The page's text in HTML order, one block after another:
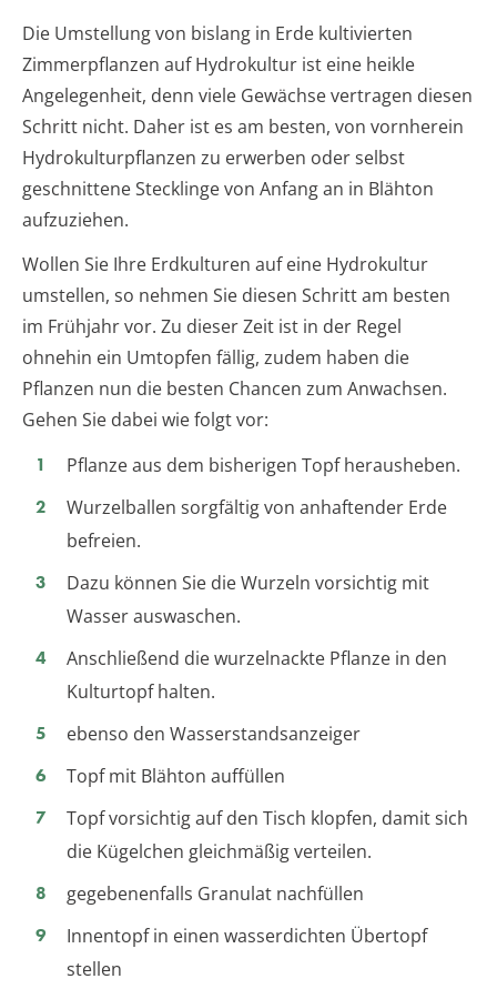
Die Umstellung von bislang in Erde kultivierten
Zimmerpflanzen auf Hydrokultur ist eine heikle
Angelegenheit, denn viele Gewächse vertragen diesen
Schritt nicht. Daher ist es am besten, von vornherein
Hydrokulturpflanzen zu erwerben oder selbst
geschnittene Stecklinge von Anfang an in Blähton
aufzuziehen.
Wollen Sie Ihre Erdkulturen auf eine Hydrokultur
umstellen, so nehmen Sie diesen Schritt am besten
im Frühjahr vor. Zu dieser Zeit ist in der Regel
ohnehin ein Umtopfen fällig, zudem haben die
Pflanzen nun die besten Chancen zum Anwachsen.
Gehen Sie dabei wie folgt vor:
Pflanze aus dem bisherigen Topf herausheben.
Wurzelballen sorgfältig von anhaftender Erde
befreien.
Dazu können Sie die Wurzeln vorsichtig mit
Wasser auswaschen.
Anschließend die wurzelnackte Pflanze in den
Kulturtopf halten.
ebenso den Wasserstandsanzeiger
Topf mit Blähton auffüllen
Topf vorsichtig auf den Tisch klopfen, damit sich
die Kügelchen gleichmäßig verteilen.
gegebenenfalls Granulat nachfüllen
Innentopf in einen wasserdichten Übertopf
stellen